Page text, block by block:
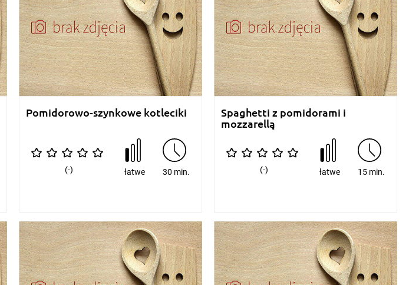
Pomidorowo-szynkowe kotleciki
(-) łatwe 30 min.
Spaghetti z pomidorami i
mozzarellą
(-) łatwe 15 min.